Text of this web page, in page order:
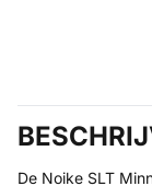
De Noike SLT